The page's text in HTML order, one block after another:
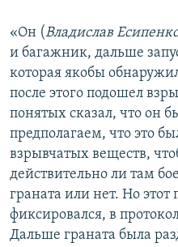
«Он (Владислав
и багажник, дальше
которая якобы
после этого подошел
понятых сказал, что он
предполагаем, что это
взрывчатых веществ,
действительно ли там
граната или нет. Но этот
фиксировался, в
Дальше граната была